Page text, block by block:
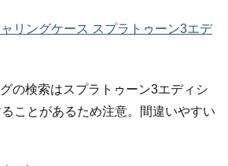
リングケース スプラトゥーン3エデ
の検索はスプラトゥーン3エディシ
ことがあるため注意。間違いやすい